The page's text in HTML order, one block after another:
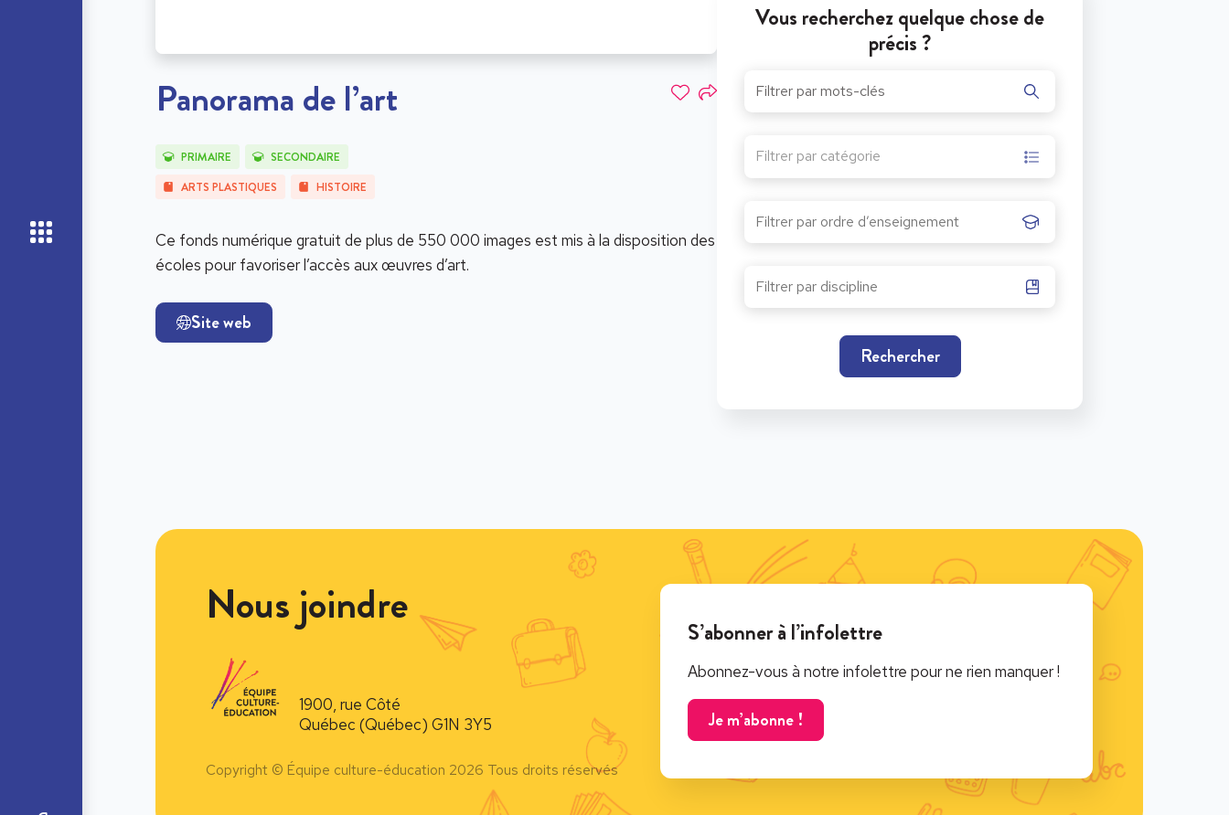
Panorama de l’art
PRIMAIRE
SECONDAIRE
ARTS PLASTIQUES
HISTOIRE
Ce fonds numérique gratuit de plus de 550 000 images est mis à la disposition des
écoles pour favoriser l’accès aux œuvres d’art.
Site web
Vous recherchez quelque chose de
précis ?
Filtrer par catégorie
Rechercher
Nous joindre
1900, rue Côté
Québec (Québec) G1N 3Y5
Copyright © Équipe culture-éducation 2026 Tous droits réservés
S’abonner à l’infolettre
Abonnez-vous à notre infolettre pour ne rien manquer !
Je m’abonne !